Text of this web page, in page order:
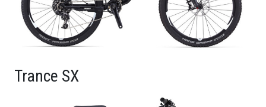
Trance SX